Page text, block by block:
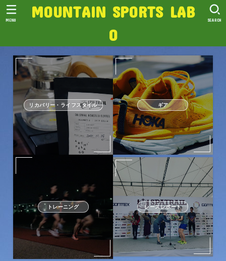
MOUNTAIN SPORTS LAB
O
SEARCH
MENU
リカバリー・ライフスタイル ギア
トレーニング レースレポート